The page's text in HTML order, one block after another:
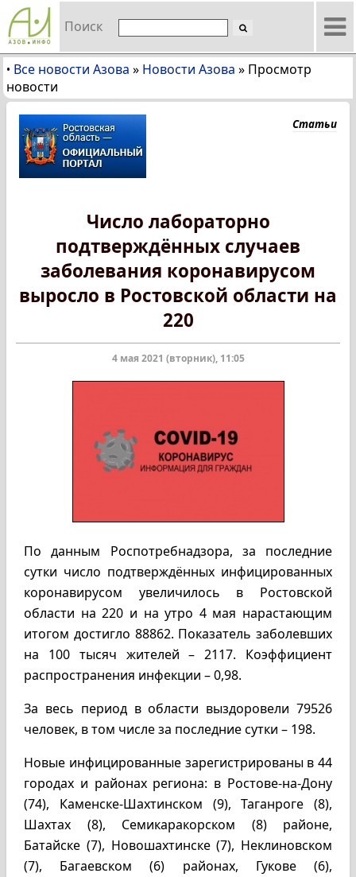
Поиск
• Все новости Азова » Новости Азова » Просмотр
новости
Статьи
Число лабораторно
подтверждённых случаев
заболевания коронавирусом
выросло в Ростовской области на
220
4 мая 2021 (вторник), 11:05
По данным Роспотребнадзора, за последние
сутки число подтверждённых инфицированных
коронавирусом увеличилось в Ростовской
области на 220 и на утро 4 мая нарастающим
итогом достигло 88862. Показатель заболевших
на 100 тысяч жителей – 2117. Коэффициент
распространения инфекции – 0,98.
За весь период в области выздоровели 79526
человек, в том числе за последние сутки – 198.
Новые инфицированные зарегистрированы в 44
городах и районах региона: в Ростове-на-Дону
(74), Каменске-Шахтинском (9), Таганроге (8),
Шахтах (8), Семикаракорском (8) районе,
Батайске (7), Новошахтинске (7), Неклиновском
(7), Багаевском (6) районах, Гукове (6),